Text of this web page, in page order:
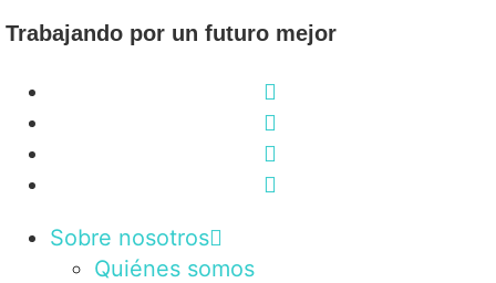
Trabajando por un futuro mejor
Sobre nosotros
Quiénes somos